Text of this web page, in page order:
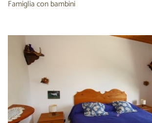
Famiglia con bambini